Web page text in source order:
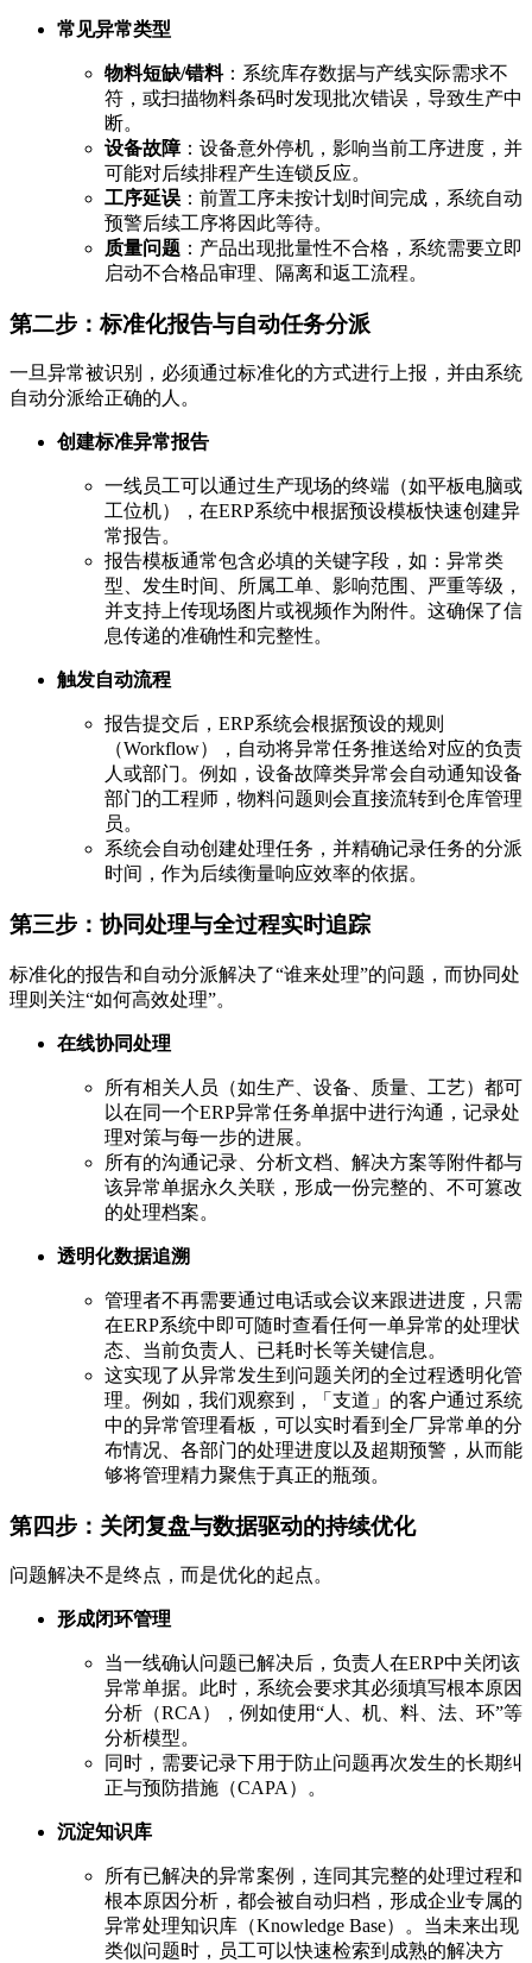
常见异常类型
物料短缺/错料：系统库存数据与产线实际需求不
符，或扫描物料条码时发现批次错误，导致生产中
断。
设备故障：设备意外停机，影响当前工序进度，并
可能对后续排程产生连锁反应。
工序延误 ：前置工序未按计划时间完成，系统自动
预警后续工序将因此等待。
质量问题 ：产品出现批量性不合格，系统需要立即
启动不合格品审理、隔离和返工流程。
第二步：标准化报告与自动任务分派
一旦异常被识别，必须通过标准化的方式进行上报，并由系统
自动分派给正确的人。
创建标准异常报告
一线员工可以通过生产现场的终端（如平板电脑或
工位机），在ERP系统中根据预设模板快速创建异
常报告。
报告模板通常包含必填的关键字段，如：异常类
型、发生时间、所属工单、影响范围、严重等级，
并支持上传现场图片或视频作为附件。这确保了信
息传递的准确性和完整性。
触发自动流程
报告提交后，ERP系统会根据预设的规则
（Workflow），自动将异常任务推送给对应的负责
人或部门。例如，设备故障类异常会自动通知设备
部门的工程师，物料问题则会直接流转到仓库管理
员。
系统会自动创建处理任务，并精确记录任务的分派
时间，作为后续衡量响应效率的依据。
第三步：协同处理与全过程实时追踪
标准化的报告和自动分派解决了“谁来处理”的问题，而协同处
理则关注“如何高效处理”。
在线协同处理
所有相关人员（如生产、设备、质量、工艺）都可
以在同一个ERP异常任务单据中进行沟通，记录处
理对策与每一步的进展。
所有的沟通记录、分析文档、解决方案等附件都与
该异常单据永久关联，形成一份完整的、不可篡改
的处理档案。
透明化数据追溯
管理者不再需要通过电话或会议来跟进进度，只需
在ERP系统中即可随时查看任何一单异常的处理状
态、当前负责人、已耗时长等关键信息。
这实现了从异常发生到问题关闭的全过程透明化管
理。例如，我们观察到，「支道」的客户通过系统
中的异常管理看板，可以实时看到全厂异常单的分
布情况、各部门的处理进度以及超期预警，从而能
够将管理精力聚焦于真正的瓶颈。
第四步：关闭复盘与数据驱动的持续优化
问题解决不是终点，而是优化的起点。
形成闭环管理
当一线确认问题已解决后，负责人在ERP中关闭该
异常单据。此时，系统会要求其必须填写根本原因
分析（RCA），例如使用“人、机、料、法、环”等
分析模型。
同时，需要记录下用于防止问题再次发生的长期纠
正与预防措施（CAPA）。
沉淀知识库
所有已解决的异常案例，连同其完整的处理过程和
根本原因分析，都会被自动归档，形成企业专属的
异常处理知识库（Knowledge Base）。当未来出现
类似问题时，员工可以快速检索到成熟的解决方